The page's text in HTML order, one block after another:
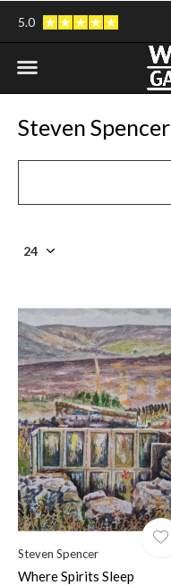
5.0
Steven Spencer
Steven Spencer
Where Spirits Sleep